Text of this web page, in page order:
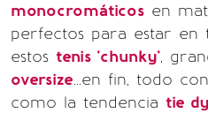
monocromáticos en
perfectos para estar en
estos tenis 'chunky',
oversize...en fin, todo
como la tendencia tie